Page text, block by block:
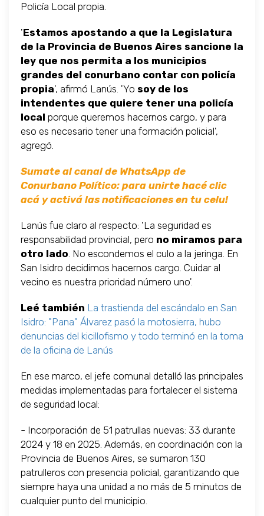
Policía Local propia.
'Estamos apostando a que la Legislatura
de la Provincia de Buenos Aires sancione la
ley que nos permita a los municipios
grandes del conurbano contar con policía
propia', afirmó Lanús. 'Yo soy de los
intendentes que quiere tener una policía
local porque queremos hacernos cargo, y para
eso es necesario tener una formación policial',
agregó.
Sumate al canal de WhatsApp de
Conurbano Político: para unirte hacé clic
acá y activá las notificaciones en tu celu!
Lanús fue claro al respecto: 'La seguridad es
responsabilidad provincial, pero no miramos para
otro lado. No escondemos el culo a la jeringa. En
San Isidro decidimos hacernos cargo. Cuidar al
vecino es nuestra prioridad número uno'.
Leé también La trastienda del escándalo en San
Isidro: "Pana" Álvarez pasó la motosierra, hubo
denuncias del kicillofismo y todo terminó en la toma
de la oficina de Lanús
En ese marco, el jefe comunal detalló las principales
medidas implementadas para fortalecer el sistema
de seguridad local:
- Incorporación de 51 patrullas nuevas: 33 durante
2024 y 18 en 2025. Además, en coordinación con la
Provincia de Buenos Aires, se sumaron 130
patrulleros con presencia policial, garantizando que
siempre haya una unidad a no más de 5 minutos de
cualquier punto del municipio.